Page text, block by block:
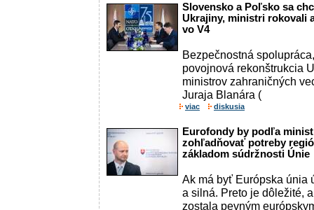
Slovensko a Poľsko sa
Ukrajiny, ministri rokovali
vo V4
Bezpečnostná
povojnová rekonštrukcia
ministrov zahraničných
Juraja Blanára (
viac diskusia
Eurofondy by podľa
zohľadňovať potreby
základom súdržnosti Únie
Ak má byť Európska únia
a silná. Preto je dôležité,
zostala pevným